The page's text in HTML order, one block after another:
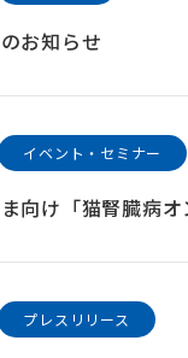
お知らせ
イベント・セミナー
向け「猫腎臓病
プレスリリース